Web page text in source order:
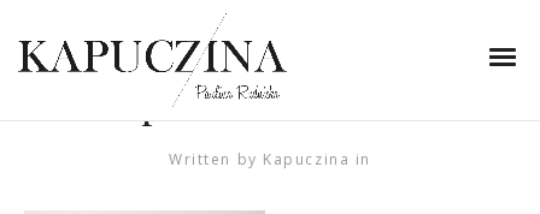
20 marca 2023
niedziela-szafa-
kapsulowa-naree-2
Written by Kapuczina in